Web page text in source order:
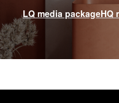
LQ media packageHQ